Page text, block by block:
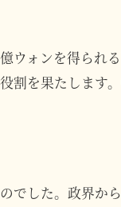
ォンを得られる
割を果たします
でした。政界か